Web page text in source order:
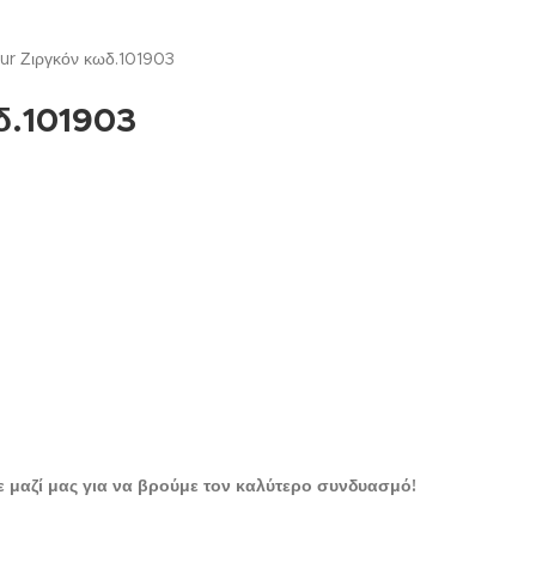
Ζιργκόν κωδ.101903
μας για να βρούμε τον καλύτερο συνδυασμό!